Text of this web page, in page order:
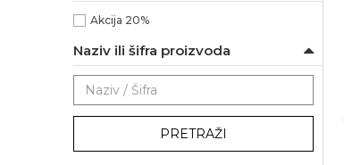
Akcija 20%
Naziv ili šifra proizvoda
PRETRAŽI